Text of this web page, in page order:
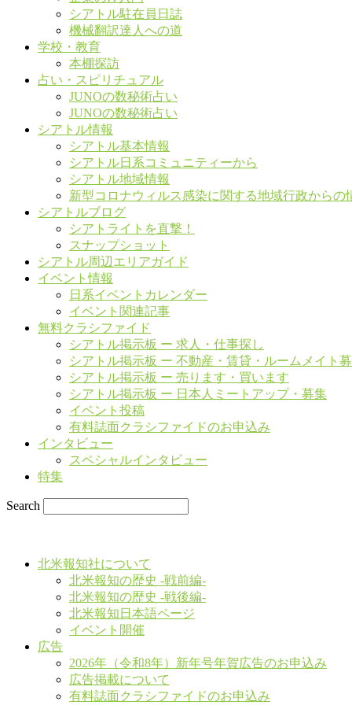
シアトル駐在員日誌
機械翻訳達人への道
学校・教育
本棚探訪
占い・スピリチュアル
JUNOの数秘術占い
JUNOの数秘術占い
シアトル情報
シアトル基本情報
シアトル日系コミュニティーから
シアトル地域情報
新型コロナウィルス感染に関する地域行政からの
シアトルブログ
シアトライトを直撃！
スナップショット
シアトル周辺エリアガイド
イベント情報
日系イベントカレンダー
イベント関連記事
無料クラシファイド
シアトル掲示板 ー 求人・仕事探し
シアトル掲示板 ー 不動産・賃貸・ルームメイト
シアトル掲示板 ー 売ります・買います
シアトル掲示板 ー 日本人ミートアップ・募集
イベント投稿
有料誌面クラシファイドのお申込み
インタビュー
スペシャルインタビュー
特集
Search
北米報知社について
北米報知の歴史 -戦前編-
北米報知の歴史 -戦後編-
北米報知日本語ページ
イベント開催
広告
2026年（令和8年）新年号年賀広告のお申込み
広告掲載について
有料誌面クラシファイドのお申込み